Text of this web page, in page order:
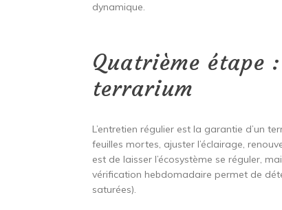
dynamique.
Quatrième étape
terrarium
L’entretien régulier est la garantie d’un
feuilles mortes, ajuster l’éclairage,
est de laisser l’écosystème se réguler,
vérification hebdomadaire permet de
saturées).